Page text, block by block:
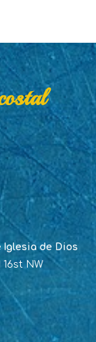
Iglesia de Dios
16st NW